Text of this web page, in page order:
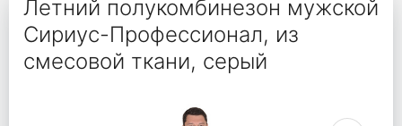
Летний полукомбинезон мужской
Сириус-Профессионал, из
смесовой ткани, серый